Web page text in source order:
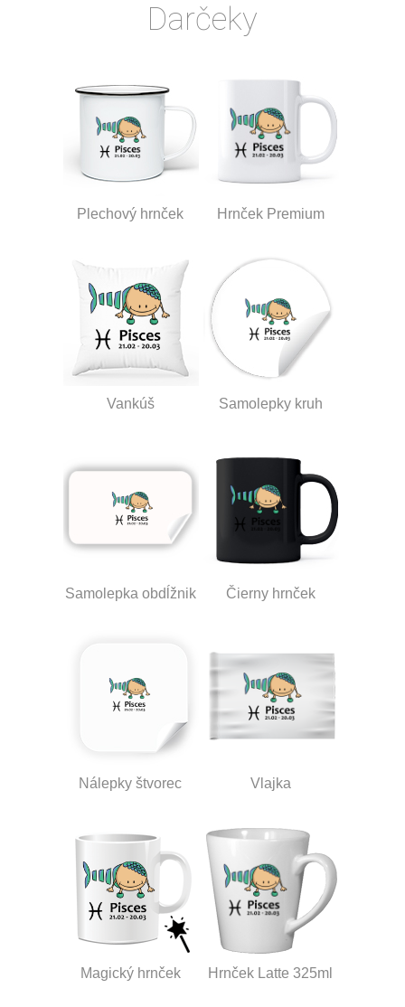
Darčeky
Plechový hrnček Hrnček Premium
Vankúš Samolepky kruh
Samolepka obdĺžnik Čierny hrnček
Nálepky štvorec Vlajka
Magický hrnček Hrnček Latte 325ml